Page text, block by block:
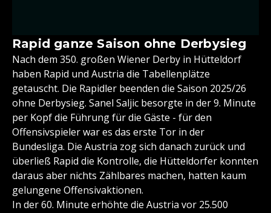
Rapid ganze Saison ohne Derbysieg
Nach dem 350. großen Wiener Derby in Hütteldorf
haben Rapid und Austria die Tabellenplätze
getauscht. Die Rapidler beenden die Saison 2025/26
ohne Derbysieg. Sanel Saljic besorgte in der 9. Minute
per Kopf die Führung für die Gäste - für den
Offensivspieler war es das erste Tor in der
Bundesliga. Die Austria zog sich danach zurück und
überließ Rapid die Kontrolle, die Hütteldorfer konnten
daraus aber nichts Zählbares machen, hatten kaum
gelungene Offensivaktionen.
In der 60. Minute erhöhte die Austria vor 25.500